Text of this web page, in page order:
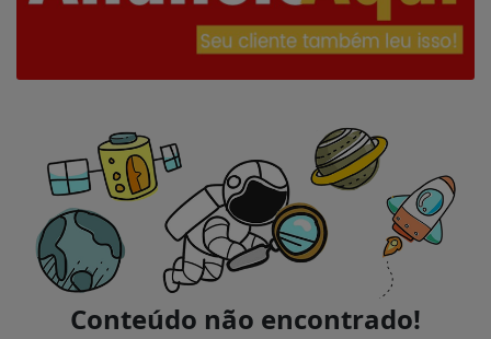
Conteúdo não encontrado!